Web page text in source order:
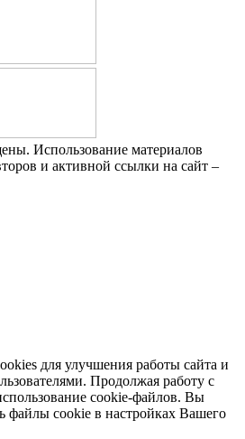
Использование материалов
и активной ссылки на сайт –
для улучшения работы сайта и
Продолжая работу с
cookie-файлов. Вы
файлы cookie в настройках Вашего